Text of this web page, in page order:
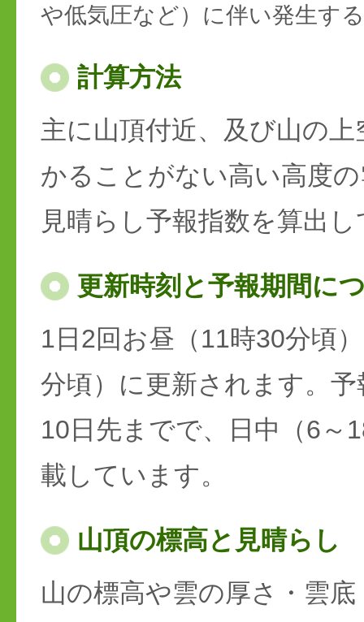
や低気圧など）に伴い発生す
計算方法
主に山頂付近、及び山の
かることがない高い高度
見晴らし予報指数を算出
更新時刻と予報期間に
1日2回お昼（11時30分頃
分頃）に更新されます。
10日先までで、日中（6～
載しています。
山頂の標高と見晴らし
山の標高や雲の厚さ・雲